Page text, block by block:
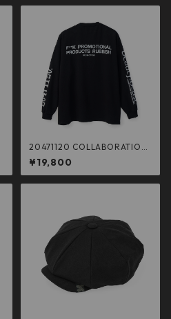
20471120 COLLABORATION
L/S TEE _1 (BLK×WHT）
¥19,800